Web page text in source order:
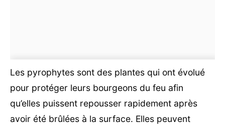
Les pyrophytes sont des plantes qui ont évolué
pour protéger leurs bourgeons du feu afin
qu’elles puissent repousser rapidement après
avoir été brûlées à la surface. Elles peuvent